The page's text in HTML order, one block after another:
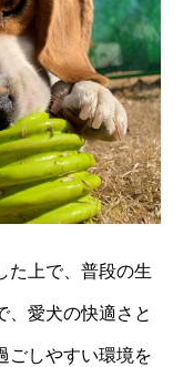
た上で、普段の生
、愛犬の快適さと
ごしやすい環境を